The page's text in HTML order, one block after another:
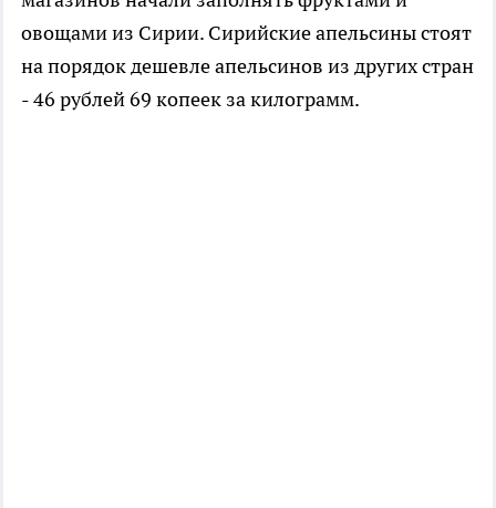
овощами из Сирии. Сирийские апельсины стоят
на порядок дешевле апельсинов из других стран
- 46 рублей 69 копеек за килограмм.